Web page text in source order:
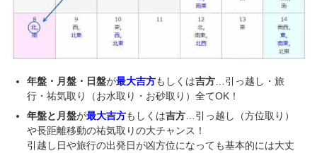
年盤・月盤・日盤が最大吉方もしくは吉方 …引っ越し・旅
行・祐気取り（お水取り・お砂取り）全てOK！
年盤と月盤が最大吉方もしくは吉方 …引っ越し（方位取り）
や長距離移動の祐気取りの大チャンス！
引越し日や旅行の出発日が凶方位になっても基本的には大丈